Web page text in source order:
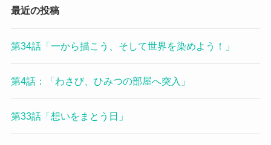
最近の投稿
第34話「一から描こう、そして世界を染めよう！」
第4話：「わさび、ひみつの部屋へ突入」
第33話「想いをまとう日」